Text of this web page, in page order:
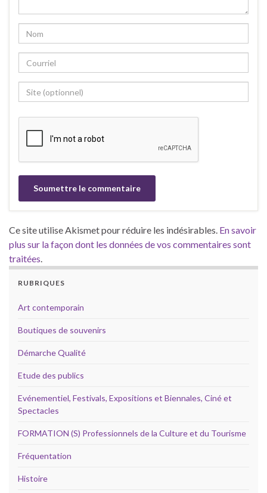
Ce site utilise Akismet pour réduire les indésirables. En savoir
plus sur la façon dont les données de vos commentaires sont
traitées.
RUBRIQUES
Art contemporain
Boutiques de souvenirs
Démarche Qualité
Etude des publics
Evénementiel, Festivals, Expositions et Biennales, Ciné et
Spectacles
FORMATION (S) Professionnels de la Culture et du Tourisme
Fréquentation
Histoire